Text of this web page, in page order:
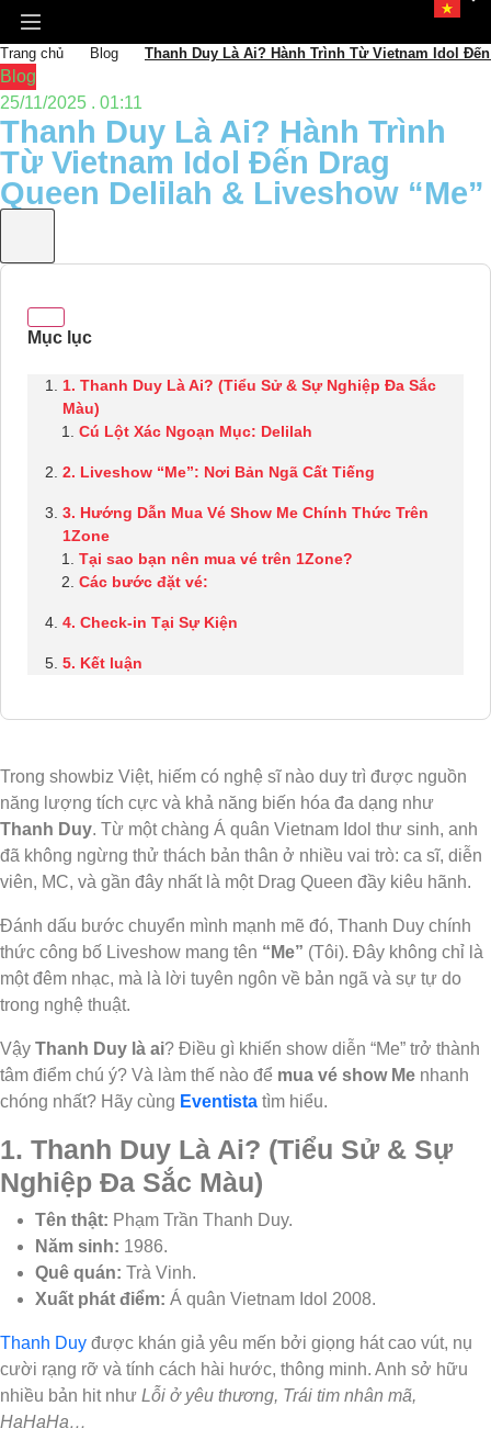
Trang chủ Blog Thanh Duy Là Ai? Hành Trình Từ Vietnam Idol
Blog
25/11/2025 . 01:11
Thanh Duy Là Ai? Hành Trình
Từ Vietnam Idol Đến Drag
Queen Delilah & Liveshow “Me”
1. Thanh Duy Là Ai? (Tiểu Sử & Sự Nghiệp Đa Sắc
Màu)
Cú Lột Xác Ngoạn Mục: Delilah
2. Liveshow “Me”: Nơi Bản Ngã Cất Tiếng
3. Hướng Dẫn Mua Vé Show Me Chính Thức Trên
1Zone
Tại sao bạn nên mua vé trên 1Zone?
Các bước đặt vé:
4. Check-in Tại Sự Kiện
5. Kết luận
Trong showbiz Việt, hiếm có nghệ sĩ nào duy trì được nguồn
năng lượng tích cực và khả năng biến hóa đa dạng như
Thanh Duy. Từ một chàng Á quân Vietnam Idol thư sinh, anh
đã không ngừng thử thách bản thân ở nhiều vai trò: ca sĩ, diễn
viên, MC, và gần đây nhất là một Drag Queen đầy kiêu hãnh.
Đánh dấu bước chuyển mình mạnh mẽ đó, Thanh Duy chính
thức công bố Liveshow mang tên “Me” (Tôi). Đây không chỉ là
một đêm nhạc, mà là lời tuyên ngôn về bản ngã và sự tự do
trong nghệ thuật.
Vậy Thanh Duy là ai? Điều gì khiến show diễn “Me” trở thành
tâm điểm chú ý? Và làm thế nào để mua vé show Me nhanh
chóng nhất? Hãy cùng Eventista tìm hiểu.
1. Thanh Duy Là Ai? (Tiểu Sử & Sự
Nghiệp Đa Sắc Màu)
Tên thật: Phạm Trần Thanh Duy.
Năm sinh: 1986.
Quê quán: Trà Vinh.
Xuất phát điểm: Á quân Vietnam Idol 2008.
Thanh Duy được khán giả yêu mến bởi giọng hát cao vút, nụ
cười rạng rỡ và tính cách hài hước, thông minh. Anh sở hữu
nhiều bản hit như Lỗi ở yêu thương, Trái tim nhân mã,
HaHaHa…